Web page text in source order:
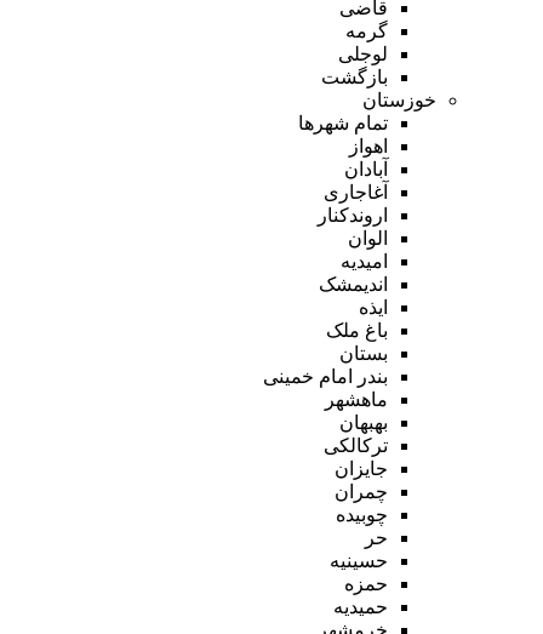
قاضی
گرمه
لوجلی
بازگشت
خوزستان
تمام شهر‌ها
اهواز
آبادان
آغاجاری
اروندکنار
الوان
امیدیه
اندیمشک
ایذه
باغ ملک
بستان
بندر امام خمینی
ماهشهر
بهبهان
ترکالکی
جایزان
چمران
چوبیده
حر
حسینیه
حمزه
حمیدیه
خرمشهر